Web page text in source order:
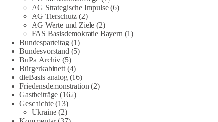
Quellen: https://apnews.com/article/fauci-diaries-covid-origins-
rand-paul-6b25da9f75a0becbaf2886ab22643e67
https://www.tichyseinblick.de/kolumnen/aus-aller-welt/usa-
tagebuch-fauci-corona-impfung/
#dieBasis #Corona #Aufarbeitung
#Vertrauen
36 60
AG Strategische Impulse (6)
AG Tierschutz (2)
AG Werte und Ziele (2)
FAS Basisdemokratie Bayern (1)
Bundesparteitag (1)
Bundesvorstand (5)
BuPa-Archiv (5)
Bürgerkabinett (4)
dieBasis analog (16)
Friedensdemonstration (2)
Gastbeiträge (162)
Geschichte (13)
Ukraine (2)